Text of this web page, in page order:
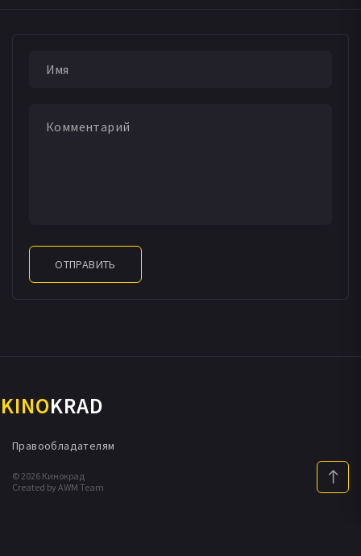
ОТПРАВИТЬ
KINOKRAD
© 2026 Кинокрад
Created by AWM Team
Правообладателям